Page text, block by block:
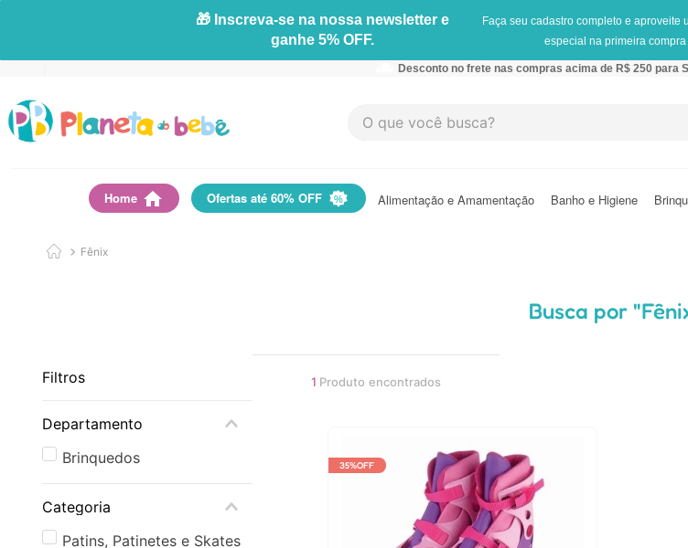
🎁 Inscreva-se na nossa newsletter e
ganhe 5% OFF.
Faça seu cadastro completo e aproveite
especial na primeira compra
Desconto no frete nas compras acima de R$ 250 para
O que você busca?
Home Ofertas até 60% OFF Alimentação e Amamentação Banho e Higiene
Fênix
Filtros
Departamento
Brinquedos
Categoria
Patins, Patinetes e Skates
1 Produto
35%OFF